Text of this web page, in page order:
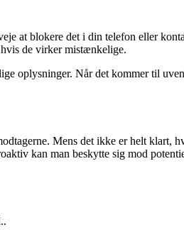
at blokere det i din telefon eller
de virker mistænkelige.
oplysninger. Når det kommer til
Mens det ikke er helt
kan man beskytte sig mod